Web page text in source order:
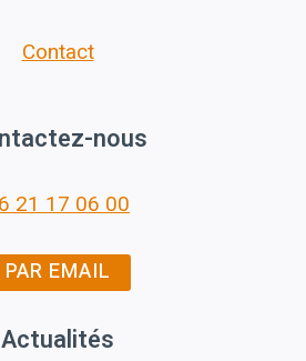
Contact
nous
21 17 06 00
PAR EMAIL
Actualités